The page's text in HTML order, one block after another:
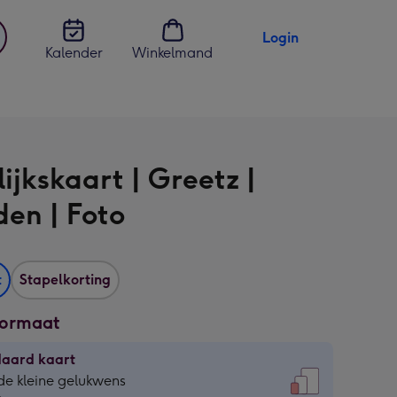
Kalender
Winkelmand
Login
| Greetz |
| Foto
Stapelkorting
kaart
kleine gelukwens